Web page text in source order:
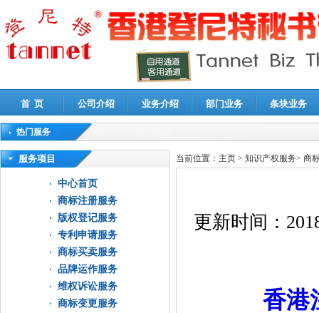
首 页 公司介绍 业务介绍 部门业务 条块业务
热门服务
高新技术企业认定审计|企业所得税汇算清缴申报鉴证
服务项目
中心首页
商标注册服务
版权登记服务
专利申请服务
商标买卖服务
品牌运作服务
维权诉讼服务
商标变更服务
当前位置： 主页 > 知识产权服务> 商
更新时间：
香港